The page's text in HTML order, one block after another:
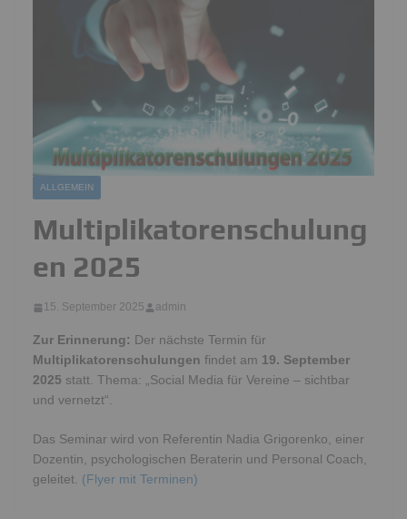
ALLGEMEIN
Multiplikatorenschulung
en 2025
15. September 2025 admin
Zur Erinnerung: Der nächste Termin für
Multiplikatorenschulungen findet am 19. September
2025 statt. Thema: „Social Media für Vereine – sichtbar
und vernetzt“.
Das Seminar wird von Referentin Nadia Grigorenko, einer
Dozentin, psychologischen Beraterin und Personal Coach,
geleitet. (Flyer mit Terminen)